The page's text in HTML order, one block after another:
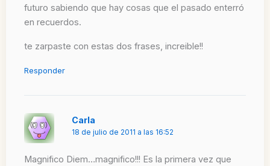
futuro sabiendo que hay cosas que el pasado enterró
en recuerdos.
te zarpaste con estas dos frases, increible!!
Responder
Carla
18 de julio de 2011 a las 16:52
Magnifico Diem…magnifico!!! Es la primera vez que